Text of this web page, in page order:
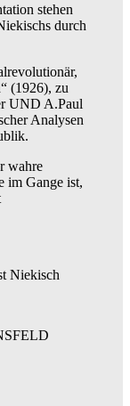
stehen
durch
(1926), zu
UND A.Paul
Analysen
wahre
im Gange ist,
Niekisch